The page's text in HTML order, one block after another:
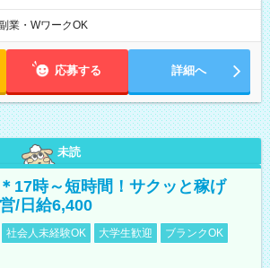
業・WワークOK
応募する 詳細へ
未読
17時～短時間！サクッと稼げ
/日給6,400
社会人未経験OK 大学生歓迎
ブランクOK